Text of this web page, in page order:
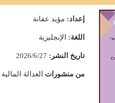
إعداد: مؤيد عفانة
اللغة: الإنجليزية
تاريخ النشر:
من منشورات العدالة المالية